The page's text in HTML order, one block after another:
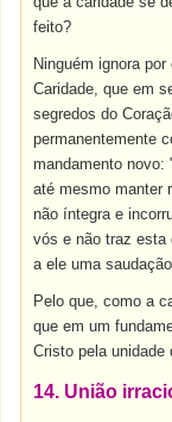
feito?
Ninguém ignora
Caridade, que em
segredos do
permanentemente
mandamento
até mesmo manter
não íntegra e
vós e não traz esta
a ele uma
Pelo que, como a
que em um
Cristo pela unidade
14. União